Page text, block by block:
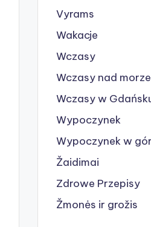
Vyrams
Wakacje
Wczasy
Wczasy nad
Wczasy w
Wypoczynek
Wypoczynek w
Žaidimai
Zdrowe Przepisy
Žmonės ir grožis